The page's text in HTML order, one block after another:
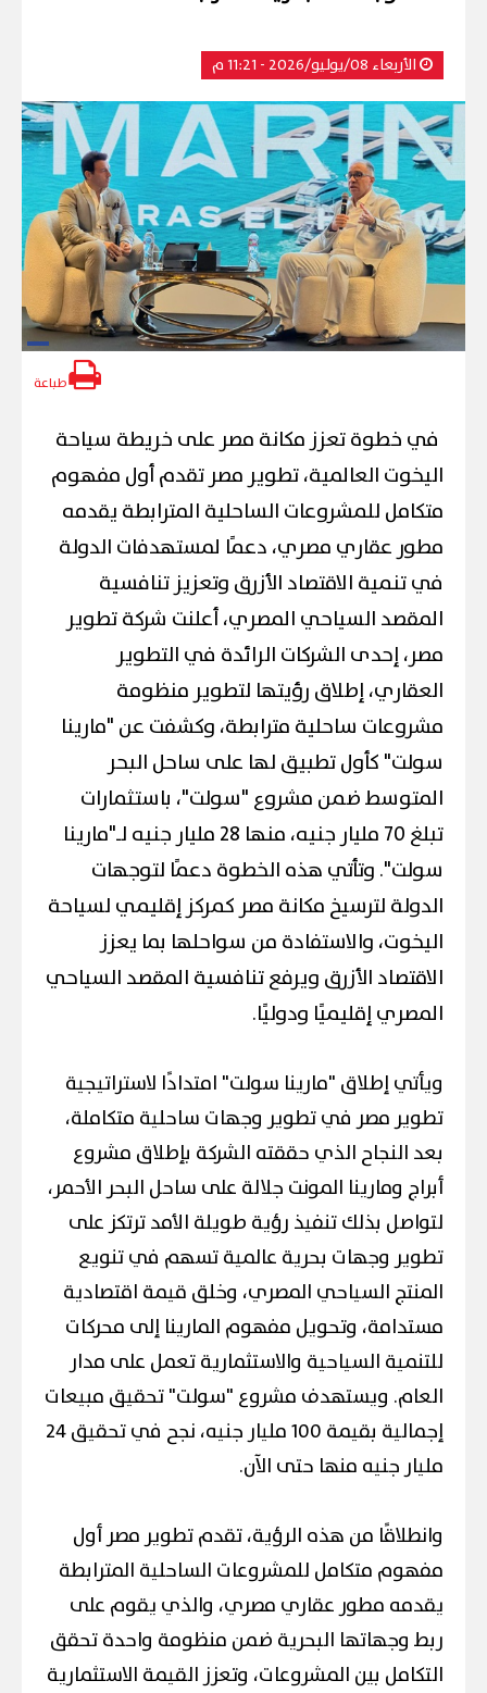
الأربعاء 08/يوليو/2026 - 11:21 م
طباعة
في خطوة تعزز مكانة مصر على خريطة سياحة
اليخوت العالمية، تطوير مصر تقدم أول مفهوم
متكامل للمشروعات الساحلية المترابطة يقدمه
مطور عقاري مصري، دعمًا لمستهدفات الدولة
في تنمية الاقتصاد الأزرق وتعزيز تنافسية
المقصد السياحي المصري،أعلنت شركة تطوير
مصر، إحدى الشركات الرائدة في التطوير
العقاري، إطلاق رؤيتها لتطوير منظومة
مشروعات ساحلية مترابطة، وكشفت عن "مارينا
سولت" كأول تطبيق لها على ساحل البحر
المتوسط ضمن مشروع "سولت"، باستثمارات
تبلغ 70 مليار جنيه، منها 28 مليار جنيه لـ"مارينا
سولت". وتأتي هذه الخطوة دعمًا لتوجهات
الدولة لترسيخ مكانة مصر كمركز إقليمي لسياحة
اليخوت، والاستفادة من سواحلها بما يعزز
الاقتصاد الأزرق ويرفع تنافسية المقصد السياحي
المصري إقليميًا ودوليًا.
ويأتي إطلاق "مارينا سولت" امتدادًا لاستراتيجية
تطوير مصر في تطوير وجهات ساحلية متكاملة،
بعد النجاح الذي حققته الشركة بإطلاق مشروع
أبراج ومارينا المونت جلالة على ساحل البحر الأحمر،
لتواصل بذلك تنفيذ رؤية طويلة الأمد ترتكز على
تطوير وجهات بحرية عالمية تسهم في تنويع
المنتج السياحي المصري، وخلق قيمة اقتصادية
مستدامة، وتحويل مفهوم المارينا إلى محركات
للتنمية السياحية والاستثمارية تعمل على مدار
العام. ويستهدف مشروع "سولت" تحقيق مبيعات
إجمالية بقيمة 100 مليار جنيه، نجح في تحقيق 24
مليار جنيه منها حتى الآن.
وانطلاقًا من هذه الرؤية، تقدم تطوير مصر أول
مفهوم متكامل للمشروعات الساحلية المترابطة
يقدمه مطور عقاري مصري، والذي يقوم على
ربط وجهاتها البحرية ضمن منظومة واحدة تحقق
التكامل بين المشروعات، وتعزز القيمة الاستثمارية